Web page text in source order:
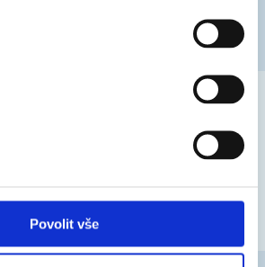
Povolit vše